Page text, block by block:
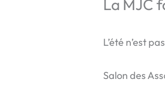
La MJC
L’été n’est
Salon des